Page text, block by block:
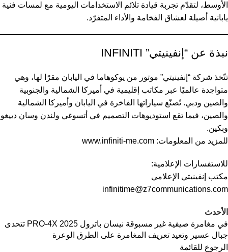
الأوسط، لتقدّم تجربة قيادة تلائم الاستخدامات اليومية مع لمسات فنية
يابانية أصيلة لعشاق الفخامة والأداء المتفرّد.
نبذة عن “إنفينيتي” INFINITI
تتّخذ شركة “إنفينيتي” موتور من يوكوهاما في اليابان مقرًا لها، وهي
متواجدة عالميًا عبر مكاتب إقليمية في أميركا الشمالية والجنوبية
والصين ودبي. تُصنّع سياراتها الفاخرة في اليابان وأميركا الشمالية
والصين، فيما تقع استوديوهات التصميم في أتسوغي ولندن وسان دييغو
وبكين.
للمزيد من المعلومات: www.infiniti-me.com
للاستفسارات الإعلامية:
مكتب إنفينيتي الإعلامي
infinitime@z7communications.com
الأحدث
في مغامرة صيفية غير مسبوقة نيسان باترول PRO-4X 2025 تتحدى
جبال عسير وتعيد تعريف المغامرة على الطرق الوعرة
الرجوع للقائمة